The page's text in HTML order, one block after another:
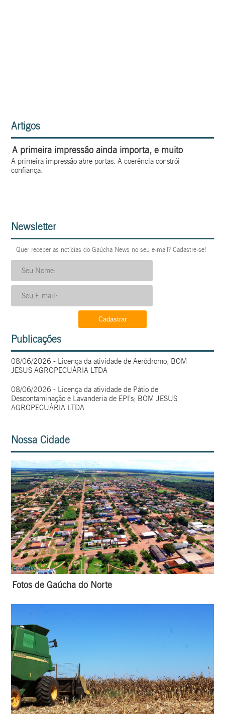
Artigos
A primeira impressão ainda importa, e muito
A primeira impressão abre portas. A coerência constrói
confiança.
Newsletter
Quer receber as notícias do Gaúcha News no seu e-mail? Cadastre-se!
Publicações
08/06/2026 - Licença da atividade de Aeródromo; BOM
JESUS AGROPECUÁRIA LTDA
08/06/2026 - Licença da atividade de Pátio de
Descontaminação e Lavanderia de EPI’s; BOM JESUS
AGROPECUÁRIA LTDA
Nossa Cidade
Fotos de Gaúcha do Norte